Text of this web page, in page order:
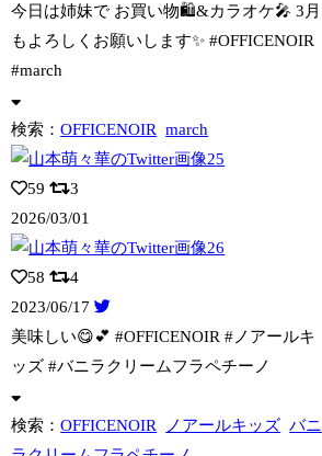
今日は姉妹で お買い物🛍️&カラオケ🎤 3月
もよろしくお願いします✨ #OFFICENOIR
#march
検索：OFFICENOIR march
59
3
2026/03/01
58
4
2023/06/17
美味しい😋💕 #OFFICENOIR #ノアールキ
ッズ #バニラクリームフラペチーノ
検索：OFFICENOIR ノアールキッズ バニ